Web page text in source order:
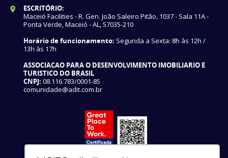
ESCRITÓRIO:
Maceió Facilities - R. Gen. João Saleiro Pitão, 1037 - Sala 11A -
Ponta Verde, Maceió - AL, 57035-210
Horário de funcionamento: Segunda a Sexta: 8h às 12h /
13h às 17h
ASSOCIACAO PARA O DESENVOLVIMENTO IMOBILIARIO E
TURISTICO DO BRASIL
CNPJ: 08.116.783/0001-85
comunidade@adit.com.br